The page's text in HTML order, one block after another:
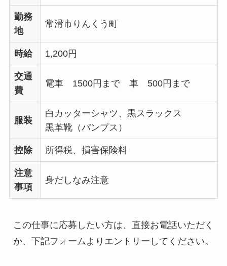
勤務
地
常滑市りんくう町
時給 1,200円
交通
費
電車 1500円まで 車 500円まで
服装
白カッターシャツ、黒スラックス
黒革靴（パンプス）
控除 所得税、損害保険料
注意
事項
身だしなみ注意
この仕事に応募したい方は、直接お電話いただく
か、下記フォームよりエントリーしてください。